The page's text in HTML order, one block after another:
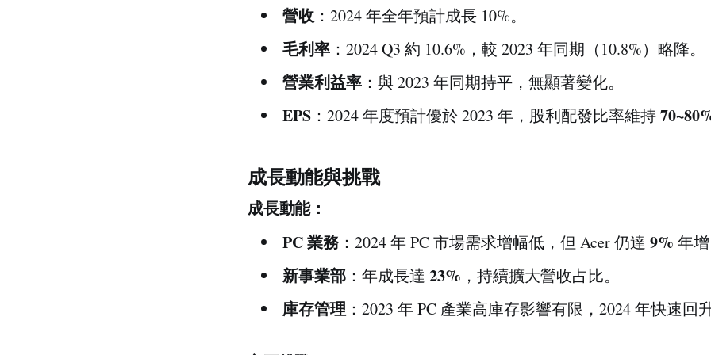
營收 ：2024 年全年預計成長 10%。
毛利率 ：2024 Q3 約 10.6%，較 2023 年同期（10.8%）略降。
營業利益率 ：與 2023 年同期持平，無顯著變化。
EPS ：2024 年度預計優於 2023 年，股利配發比率維持
成長動能與挑戰
成長動能：
PC 業務：2024 年 PC 市場需求增幅低，但 Acer 仍達 9% 年增
新事業部 ：年成長達 23% ，持續擴大營收占比。
庫存管理 ：2023 年 PC 產業高庫存影響有限，2024 年快速回